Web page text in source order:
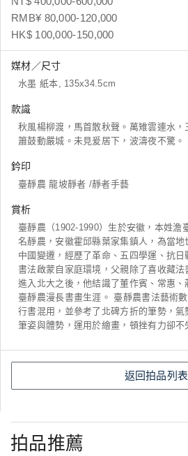
RMB¥ 80,000-120,000
HK$ 100,000-150,000
媒材／尺寸
水墨 紙本, 135x34.5cm
款識
秋風楊柳渡，馬首散秋聲。萬雉雲連水，
簫鼓動嚴城。未見爰居下，波濤夜不驚。
鈐印
臺靜農 龍坡靜者 /靜者手藝
賞析
臺靜農（1902-1990）生於安徽，本姓澹
名靜農，安徽霍邱縣葉家集鎮人，為當
中國變遷，經歷了革命、五四學運、抗
書法啟蒙自家庭環境，父親除了喜收藏法
進入北大之後，他結識了董作賓、常惠
臺靜農漫長書畫生涯。 臺靜農書法藝術
行書混用，並參考了北碑方折的筆勢，
筆姿與體勢，運用於繪畫，頓挫有力卻不
返回拍品列表
拍品推薦